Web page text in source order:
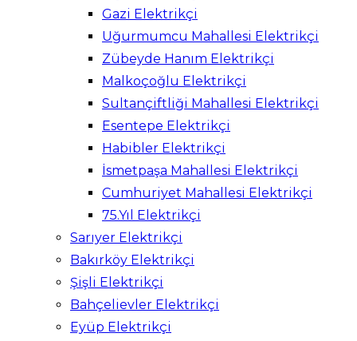
Gazi Elektrikçi
Uğurmumcu Mahallesi Elektrikçi
Zübeyde Hanım Elektrikçi
Malkoçoğlu Elektrikçi
Sultançiftliği Mahallesi Elektrikçi
Esentepe Elektrikçi
Habibler Elektrikçi
İsmetpaşa Mahallesi Elektrikçi
Cumhuriyet Mahallesi Elektrikçi
75.Yıl Elektrikçi
Sarıyer Elektrikçi
Bakırköy Elektrikçi
Şişli Elektrikçi
Bahçelievler Elektrikçi
Eyüp Elektrikçi